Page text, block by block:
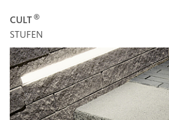
CULT ®
STUFEN